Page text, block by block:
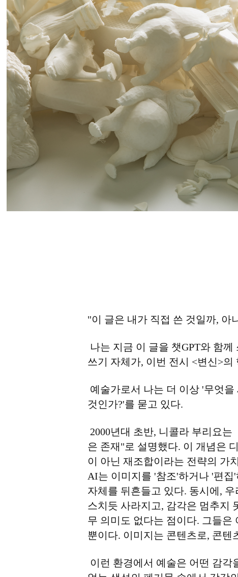
"이 글은 내가 직접 쓴 것일까, 아
나는 지금 이 글을 챗GPT와 함
쓰기 자체가, 이번 전시 <변신>
예술가로서 나는 더 이상 '무엇
것인가?'를 묻고 있다.
2000년대 초반, 니콜라 부리요
은 존재"로 설명했다. 이 개념은
이 아닌 재조합이라는 전략의 가
AI는 이미지를 '참조'하거나 '편
자체를 뒤흔들고 있다. 동시에,
스치듯 사라지고, 감각은 멈추지
무 의미도 없다는 점이다. 그들은
뿐이다. 이미지는 콘텐츠로, 콘텐
이런 환경에서 예술은 어떤 감각